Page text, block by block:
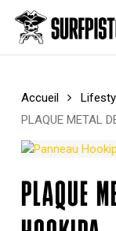
main
Cart
Accueil
PLAQUE METAL
PLAQUE